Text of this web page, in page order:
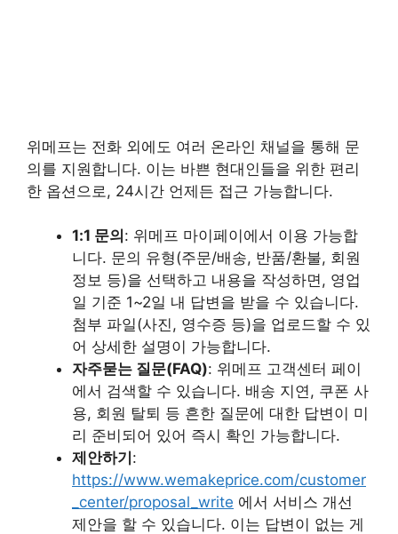
위메프는 전화 외에도 여러 온라인 채널을 통해 문
의를 지원합니다. 이는 바쁜 현대인들을 위한 편리
한 옵션으로, 24시간 언제든 접근 가능합니다.
1:1 문의 : 위메프 마이페이 에서 이용 가능합
니다. 문의 유형(주문/배송, 반품/환불, 회원
정보 등)을 선택하고 내용을 작성하면, 영업
일 기준 1~2일 내 답변을 받을 수 있습니다.
첨부 파일(사진, 영수증 등)을 업로드할 수 있
어 상세한 설명이 가능합니다.
자주묻는 질문(FAQ): 위메프 고객센터 페이
에서 검색할 수 있습니다. 배송 지연, 쿠폰 사
용, 회원 탈퇴 등 흔한 질문에 대한 답변이 미
리 준비되어 있어 즉시 확인 가능합니다.
제안하기 :
https://www.wemakeprice.com/customer
_center/proposal_write 에서 서비스 개선
제안을 할 수 있습니다. 이는 답변이 없는 게